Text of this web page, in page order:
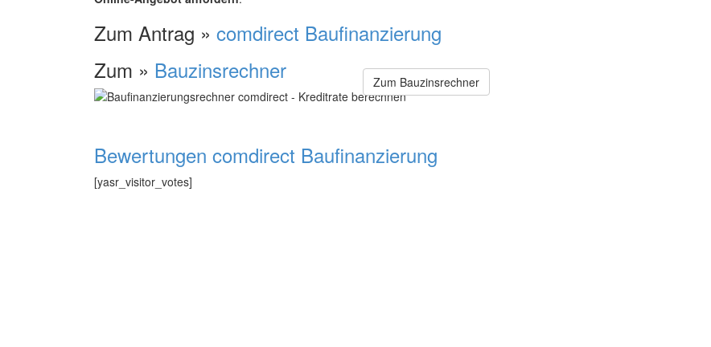
Zum Antrag » comdirect Baufinanzierung
Zum » Bauzinsrechner Zum Bauzinsrechner
Bewertungen comdirect Baufinanzierung
[yasr_visitor_votes]